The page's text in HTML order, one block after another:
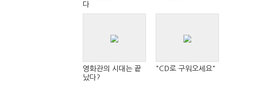
다
영화관의 시대는 끝
났다?
"CD로 구워오세요"